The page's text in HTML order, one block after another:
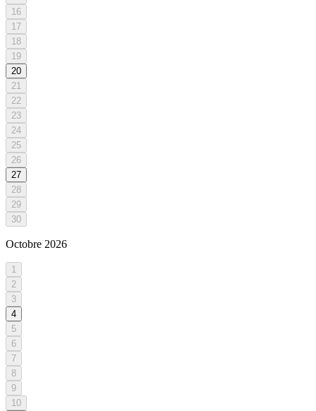
16
17
18
19
20
21
22
23
24
25
26
27
28
29
30
Octobre 2026
1
2
3
4
5
6
7
8
9
10